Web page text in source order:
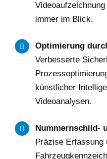
immer im Blick.
Optimierung
Verbesserte
künstlicher
Videoanalysen.
Nummernschild-
Präzise Erfassung